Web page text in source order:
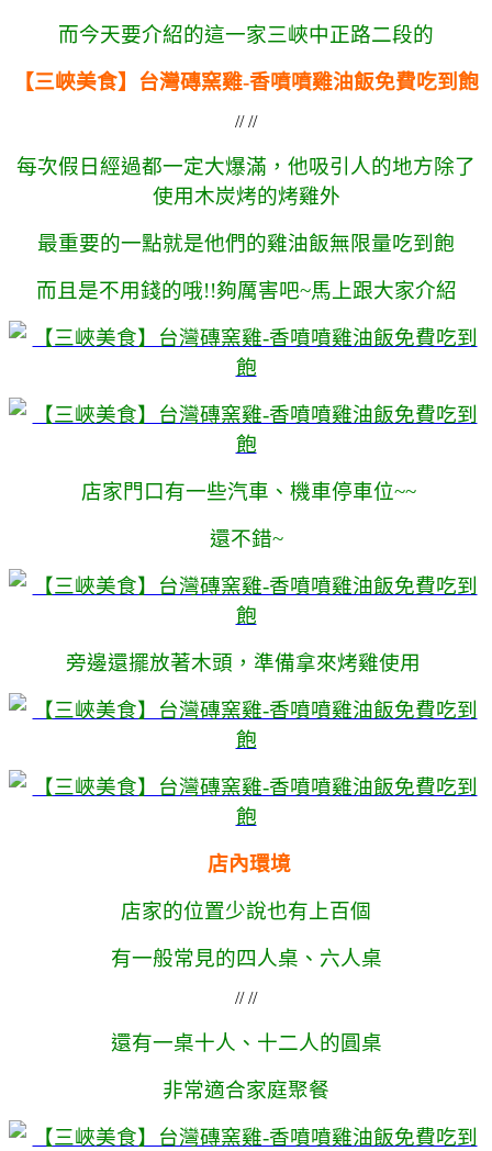
而今天要介紹的這一家三峽中正路二段的
【三峽美食】台灣磚窯雞-香噴噴雞油飯免費吃到飽
// //
每次假日經過都一定大爆滿，他吸引人的地方除了
使用木炭烤的烤雞外
最重要的一點就是他們的雞油飯無限量吃到飽
而且是不用錢的哦!!夠厲害吧~馬上跟大家介紹
店家門口有一些汽車、機車停車位~~
還不錯~
旁邊還擺放著木頭，準備拿來烤雞使用
店內環境
店家的位置少說也有上百個
有一般常見的四人桌、六人桌
// //
還有一桌十人、十二人的圓桌
非常適合家庭聚餐